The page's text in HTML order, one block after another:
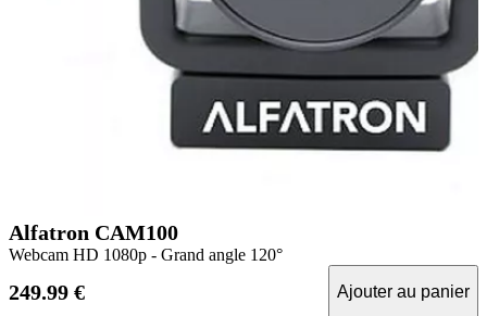
Alfatron CAM100
Webcam HD 1080p - Grand angle 120°
249.99 €
Ajouter au panier